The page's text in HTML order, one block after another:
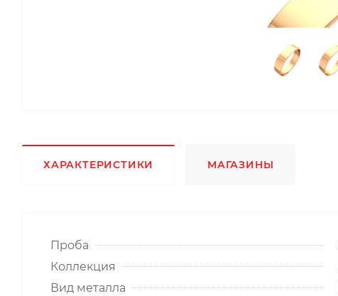
ХАРАКТЕРИСТИКИ МАГАЗИНЫ
Проба
Коллекция
Вид металла